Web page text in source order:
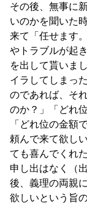
その後、無事に
いのかを聞いた
来て「任せます
やトラブルが起
を出して貰いま
イラしてしまっ
のであれば、そ
のか？」「どれ
「どれ位の金額
頼んで来て欲し
ても喜んでくれ
申し出はなく（
後、義理の両親
欲しいという旨